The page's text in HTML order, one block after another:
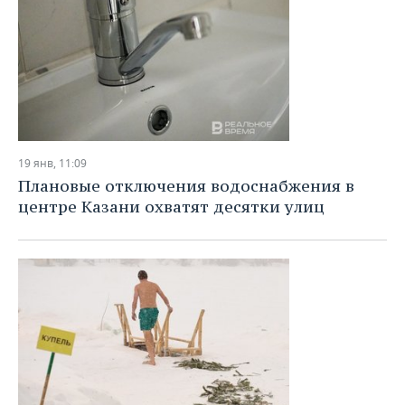
19 янв, 11:09
Плановые отключения водоснабжения в
центре Казани охватят десятки улиц